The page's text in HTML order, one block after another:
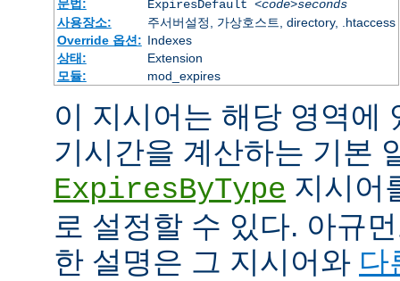
문법:
ExpiresDefault <code>seconds
사용장소:
주서버설정, 가상호스트, directory, .htaccess
Override 옵션: Indexes
상태:
Extension
모듈:
mod_expires
이 지시어는 해당 영역에
기시간을 계산하는 기본
ExpiresByType 지시어
로 설정할 수 있다. 아규
한 설명은 그 지시어와 다